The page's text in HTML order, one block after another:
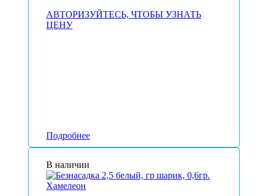
АВТОРИЗУЙТЕСЬ, ЧТОБЫ УЗНАТЬ
ЦЕНУ
Подробнее
В наличии